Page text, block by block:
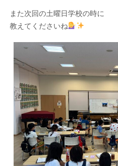
また次回の土曜日学校の時に
教えてくださいね